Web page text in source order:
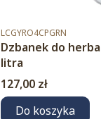
Kod produktu
LCGYRO4CPGRN
Dzbanek do
litra
Cena
127,00 zł
Do koszyka